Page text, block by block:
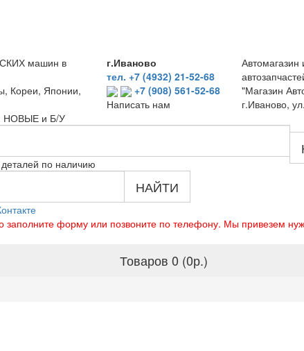
машин в
Кореи, Японии,
НОВЫЕ и Б/У
г.Иваново
тел. +7 (4932) 21-52-68
+7 (908) 561-52-68
Написать нам
Автомагазин
"Магазин
г.Иваново,
по наличию
НАЙТИ
заполните форму или позвоните по телефону. Мы привезем
Товаров 0 (0р.)